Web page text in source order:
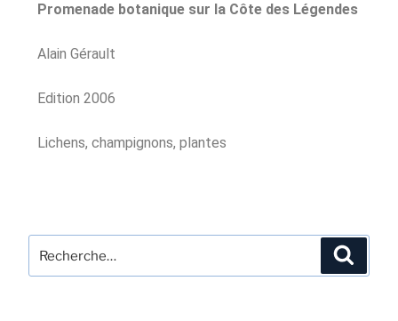
Promenade botanique sur la Côte des Légendes
Alain Gérault
Edition 2006
Lichens, champignons, plantes